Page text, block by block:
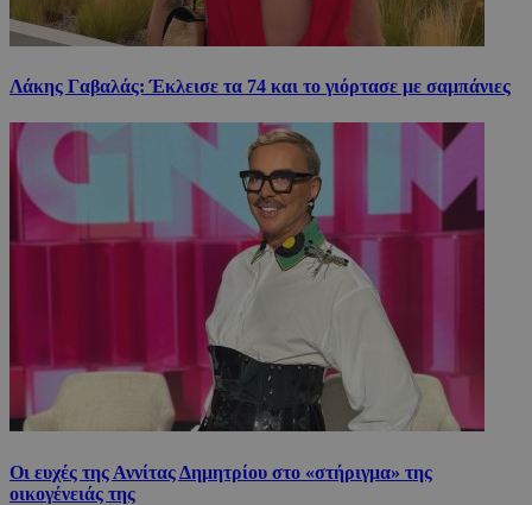
Λάκης Γαβαλάς: Έκλεισε τα 74 και το γιόρτασε με σαμπάνιες
Οι ευχές της Αννίτας Δημητρίου στο «στήριγμα» της
οικογένειάς της